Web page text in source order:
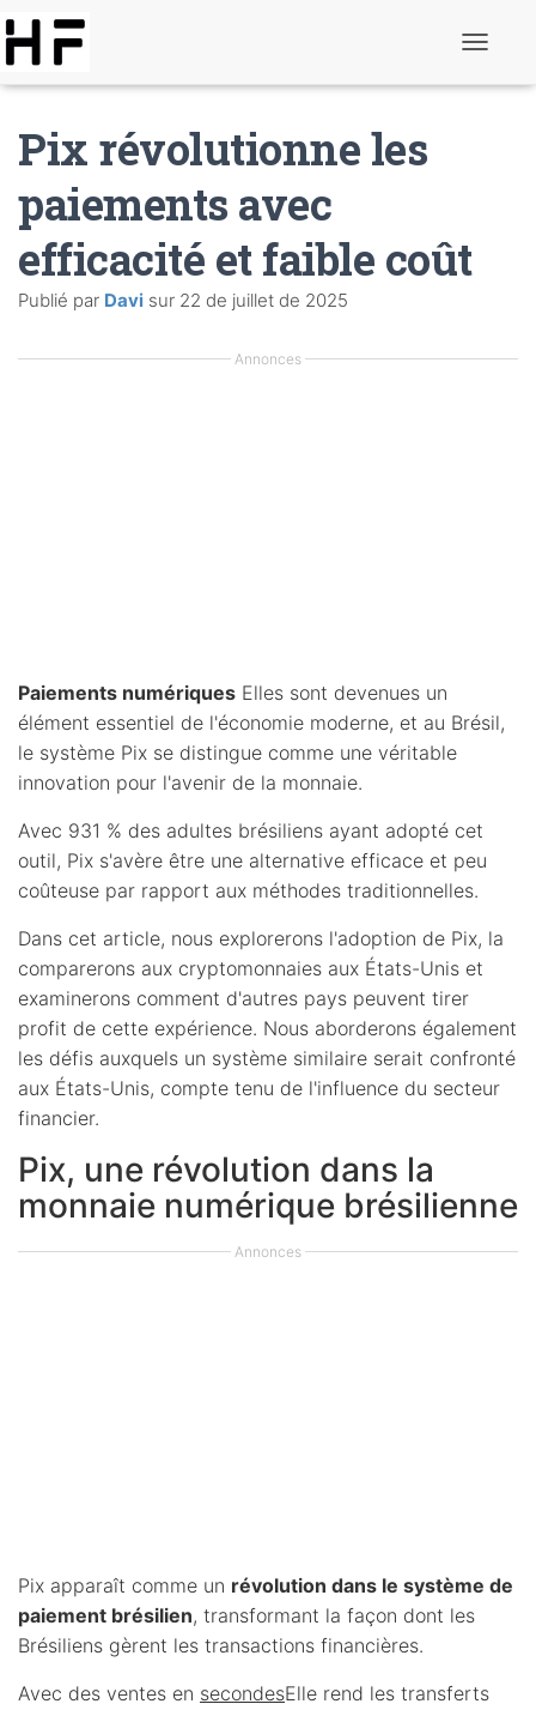
a
Pix révolutionne les
paiements avec
efficacité et faible coût
Publié par Davi sur 22 de juillet de 2025
Annonces
Paiements numériques Elles sont devenues un
élément essentiel de l'économie moderne, et au Brésil,
le système Pix se distingue comme une véritable
innovation pour l'avenir de la monnaie.
Avec 931 % des adultes brésiliens ayant adopté cet
outil, Pix s'avère être une alternative efficace et peu
coûteuse par rapport aux méthodes traditionnelles.
Dans cet article, nous explorerons l'adoption de Pix, la
comparerons aux cryptomonnaies aux États-Unis et
examinerons comment d'autres pays peuvent tirer
profit de cette expérience. Nous aborderons également
les défis auxquels un système similaire serait confronté
aux États-Unis, compte tenu de l'influence du secteur
financier.
Pix, une révolution dans la
monnaie numérique brésilienne
Annonces
Pix apparaît comme un révolution dans le système de
paiement brésilien, transformant la façon dont les
Brésiliens gèrent les transactions financières.
Avec des ventes en secondesElle rend les transferts